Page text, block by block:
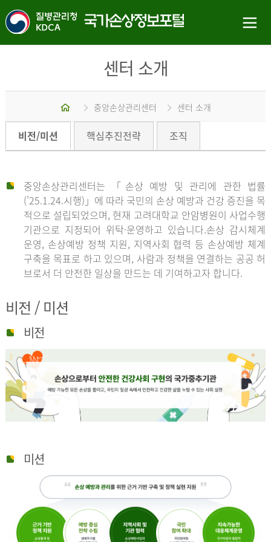
센터 소개
중앙손상관리센터 센터 소개
비전/미션 핵심추진전략 조직
중앙손상관리센터는 「손상 예방 및 관리에 관한 법률
(’25.1.24.시행)」에 따라 국민의 손상 예방과 건강 증진을 목
적으로 설립되었으며, 현재 고려대학교 안암병원이 사업수행
기관으로 지정되어 위탁·운영하고 있습니다.손상 감시체계
운영, 손상예방 정책 지원, 지역사회 협력 등 손상예방 체계
구축을 목표로 하고 있으며, 사람과 정책을 연결하는 공공 허
브로서 더 안전한 일상을 만드는 데 기여하고자 합니다.
비전 / 미션
비전
미션